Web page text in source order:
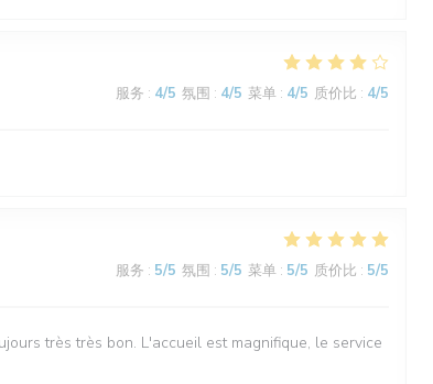
服务 : 4/5 氛围 : 4/5 菜单 : 4/5 质价比 : 4/5
服务 : 5/5 氛围 : 5/5 菜单 : 5/5 质价比 : 5/5
très très bon. L'accueil est magnifique, le service